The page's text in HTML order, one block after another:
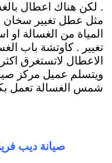
. لكن هناك اعطال
مثل عطل تغيير سخان
المياة من الغسالة
تغيير . كاوتشة باب
ويتسلم عميل مركز
شمس الغسالة تعمل
صيانة ديب